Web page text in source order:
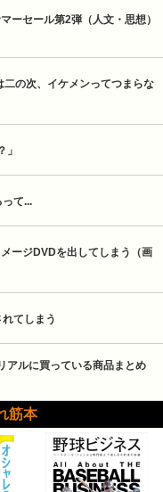
ーセール第2弾（人文・思想）
の次、イケメンってつまらな
」
って...
ージDVDを出してしまう（画
てしまう
アルに買っている商品まとめ
筋本